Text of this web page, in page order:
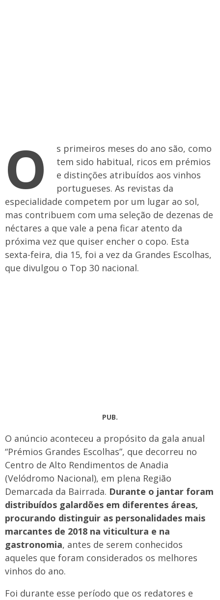
O
s primeiros meses do ano são, como
tem sido habitual, ricos em prémios
e distinções atribuídos aos vinhos
portugueses. As revistas da
especialidade competem por um lugar ao sol,
mas contribuem com uma seleção de dezenas de
néctares a que vale a pena ficar atento da
próxima vez que quiser encher o copo. Esta
sexta-feira, dia 15, foi a vez da Grandes Escolhas,
que divulgou o Top 30 nacional.
PUB.
O anúncio aconteceu a propósito da gala anual
“Prémios Grandes Escolhas”, que decorreu no
Centro de Alto Rendimentos de Anadia
(Velódromo Nacional), em plena Região
Demarcada da Bairrada. Durante o jantar foram
distribuídos galardões em diferentes áreas,
procurando distinguir as personalidades mais
marcantes de 2018 na viticultura e na
gastronomia, antes de serem conhecidos
aqueles que foram considerados os melhores
vinhos do ano.
Foi durante esse período que os redatores e